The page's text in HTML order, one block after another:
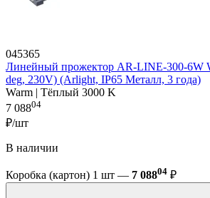
045365
Линейный прожектор AR-LINE-300-6W
deg, 230V) (Arlight, IP65 Металл, 3 года)
Warm | Тёплый 3000 K
7 08804
₽/шт
В наличии
Коробка (картон) 1 шт — 7 08804 ₽